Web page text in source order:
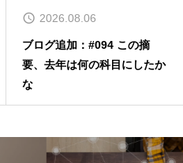
2026.08.06
ブログ追加：#094 この摘
要、去年は何の科目にしたか
な